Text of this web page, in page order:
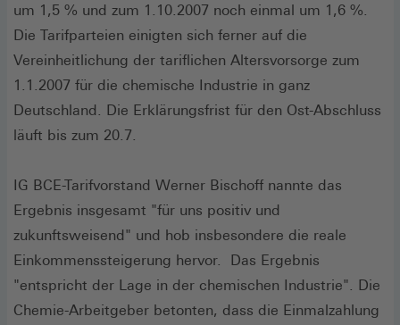
um 1,5 % und zum 1.10.2007 noch einmal um 1,6 %.
Die Tarifparteien einigten sich ferner auf die
Vereinheitlichung der tariflichen Altersvorsorge zum
1.1.2007 für die chemische Industrie in ganz
Deutschland. Die Erklärungsfrist für den Ost-Abschluss
läuft bis zum 20.7.
IG BCE-Tarifvorstand Werner Bischoff nannte das
Ergebnis insgesamt "für uns positiv und
zukunftsweisend" und hob insbesondere die reale
Einkommenssteigerung hervor. Das Ergebnis
"entspricht der Lage in der chemischen Industrie". Die
Chemie-Arbeitgeber betonten, dass die Einmalzahlung